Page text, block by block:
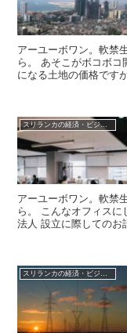
アーユーボワン。軟禁
ら。 あそこがボコボコ開発されるのね。 参考情報など さて、、、気
になる土地の価格ですが、、、 「1パーチあたり
スリランカの経済・ビジネス・投資
アーユーボワン。軟禁
ら。 こんなオフィスにしてみたい。作るかー。 ここからは ③ 現地
法人 設立に際してのお話。弊社
スリランカの経済・ビジネス・投資